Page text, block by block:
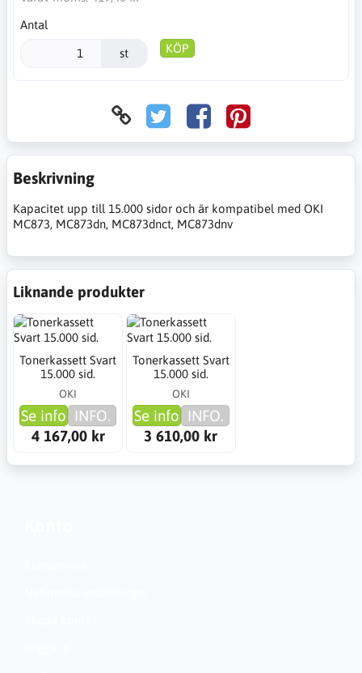
Antal
st KÖP
Beskrivning
Kapacitet upp till 15.000 sidor och är kompatibel med OKI
MC873, MC873dn, MC873dnct, MC873dnv
Liknande produkter
Tonerkassett Svart
15.000 sid.
OKI
Se info INFO.
4 167,00 kr
Tonerkassett Svart
15.000 sid.
OKI
Se info INFO.
3 610,00 kr